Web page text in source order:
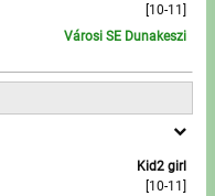
[10-11]
Városi SE Dunakeszi
Kid2 girl
[10-11]